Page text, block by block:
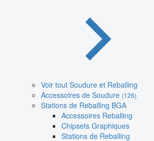
Voir tout Soudure et Reballing
Accessoires de Soudure (126)
Stations de Reballing BGA
Accessoires Reballing
Chipsets Graphiques
Stations de Reballing